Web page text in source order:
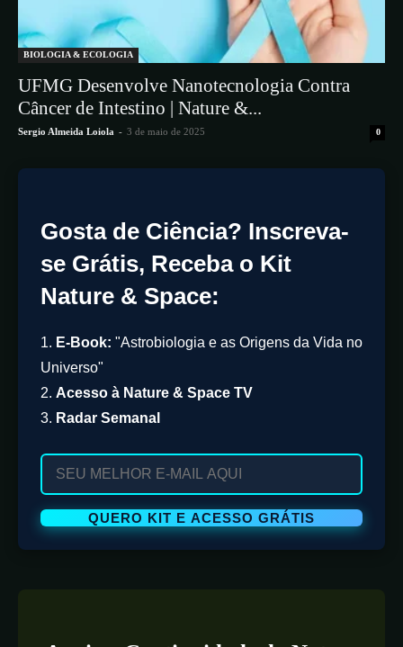
BIOLOGIA & ECOLOGIA
​UFMG Desenvolve Nanotecnologia Contra
Câncer de Intestino | Nature &...
Sergio Almeida Loiola - 3 de maio de 2025 0
Gosta de Ciência? Inscreva-
se Grátis, Receba o Kit
Nature & Space:
1. E-Book: "Astrobiologia e as Origens da Vida no
Universo"
2. Acesso à Nature & Space TV
3. Radar Semanal